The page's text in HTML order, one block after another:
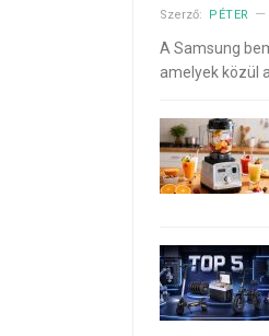
Szerző: PÉTER
A Samsung
amelyek közül